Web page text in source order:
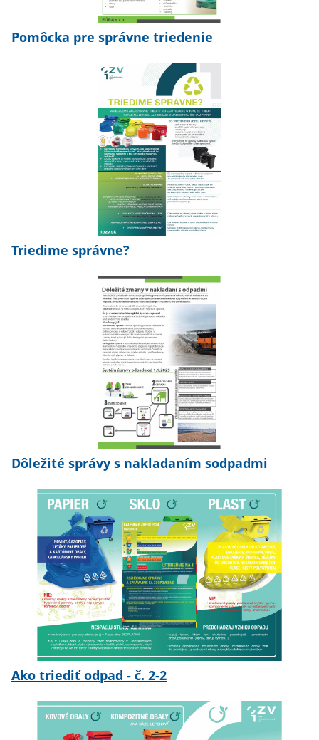
Pomôcka pre správne triedenie
Triedime správne?
Dôležité správy s nakladaním sodpadmi
Ako triediť odpad - č. 2-2